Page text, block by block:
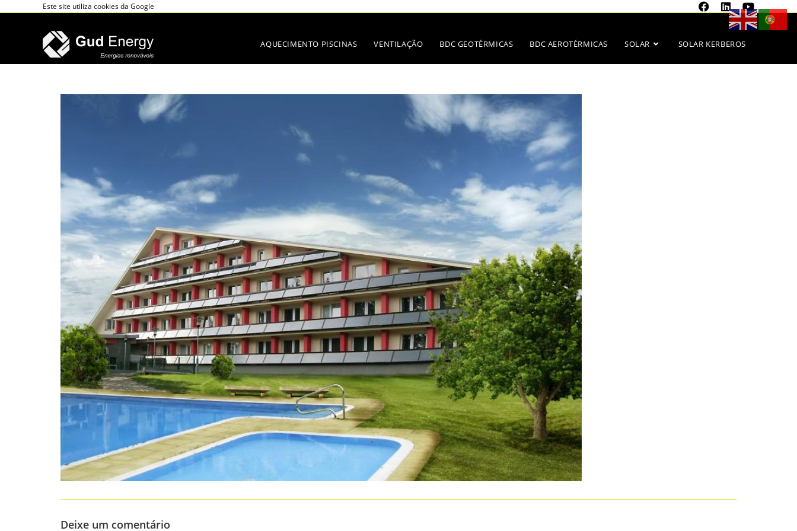
Este site utiliza cookies da Google
AQUECIMENTO PISCINAS VENTILAÇÃO BDC GEOTÉRMICAS BDC AEROTÉRMICAS SOLAR SOLAR KERBEROS
Deixe um comentário